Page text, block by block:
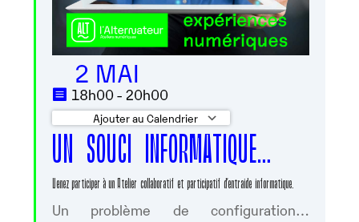
2 MAI
18h00 - 20h00
Ajouter au Calendrier
Télécharger ICS Calendrier Google
UN SOUCI INFORMATIQUE…
Venez participer à un Atelier collaboratif et participatif d’entraide informatique.
Un problème de configuration…